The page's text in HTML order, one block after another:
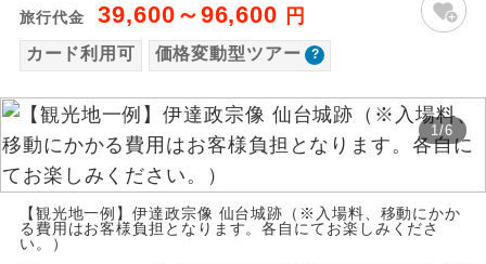
旅行代金 39,600～96,600 円
カード利用可 価格変動型ツアー
1/6
【観光地一例】伊達政宗像 仙台城跡（※入場料、移動にかか
る費用はお客様負担となります。各自にてお楽しみくださ
い。）
新コース 初登場のコースです。
世界遺産
ユネスコに登録されている文化遺産や自
然遺産を訪ねるコースです。
絶景 絶景スポットに立ち寄るコースです。
温泉
以下の注意事項をあらかじめご了承いただき
ますようお願いいたします。
お支払いについて
お支払いは、クレジットカード決済のみとな
ります。
お申し込みの最後にクレジットカード決済を
していただき、決済手続き完了をもちまし